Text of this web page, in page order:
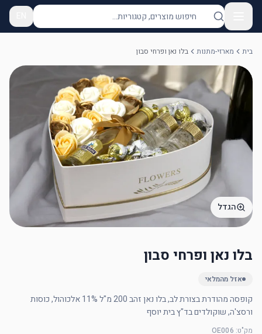
בית מארזי-מתנות בלו נאן ופרחי סבון
הגדל
בלו נאן ופרחי סבון
אזל מהמלאי
ורסצ'ה, שוקולדים בד"ץ בית יוסף
מק"ט:
OE006